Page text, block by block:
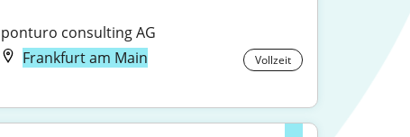
ponturo consulting AG
Frankfurt am Main
Vollzeit